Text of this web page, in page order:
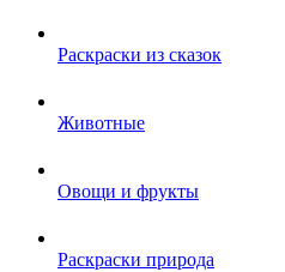
Раскраски из сказок
Животные
Овощи и фрукты
Раскраски природа